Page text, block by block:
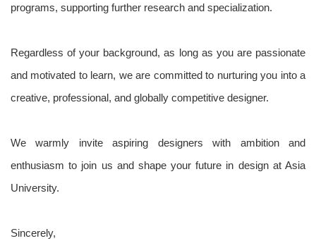
programs, supporting further research and specialization.
Regardless of your background, as long as you are passionate
and motivated to learn, we are committed to nurturing you into a
creative, professional, and globally competitive designer.
We warmly invite aspiring designers with ambition and
enthusiasm to join us and shape your future in design at Asia
University.
Sincerely,